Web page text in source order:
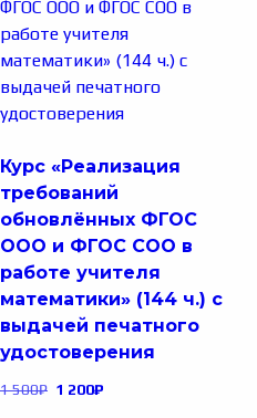
Курс «Реализация
требований
обновлённых ФГОС
ООО и ФГОС СОО в
работе учителя
математики» (144 ч.) с
выдачей печатного
удостоверения
1 500₽ 1 200₽